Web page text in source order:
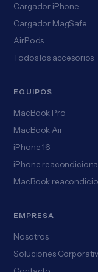
Cargador iPhone
Cargador MagSafe
AirPods
Todos los accesorios
EQUIPOS
MacBook Pro
MacBook Air
iPhone 16
iPhone
MacBook
EMPRESA
Nosotros
Soluciones